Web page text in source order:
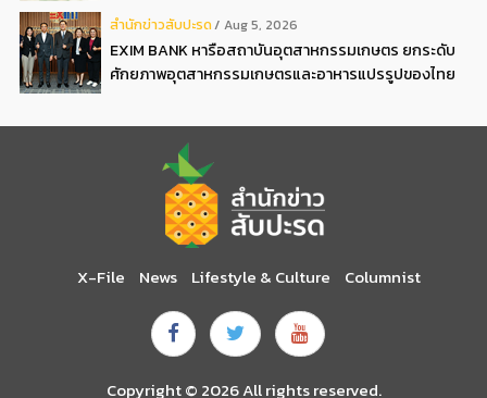
สํานักข่าวสับปะรด Aug 5, 2026
EXIM BANK หารือสถาบันอุตสาหกรรมเกษตร ยกระดับ
ศักยภาพอุตสาหกรรมเกษตรและอาหารแปรรูปของไทย
X-File News Lifestyle & Culture Columnist
Copyright © 2026 All rights reserved.